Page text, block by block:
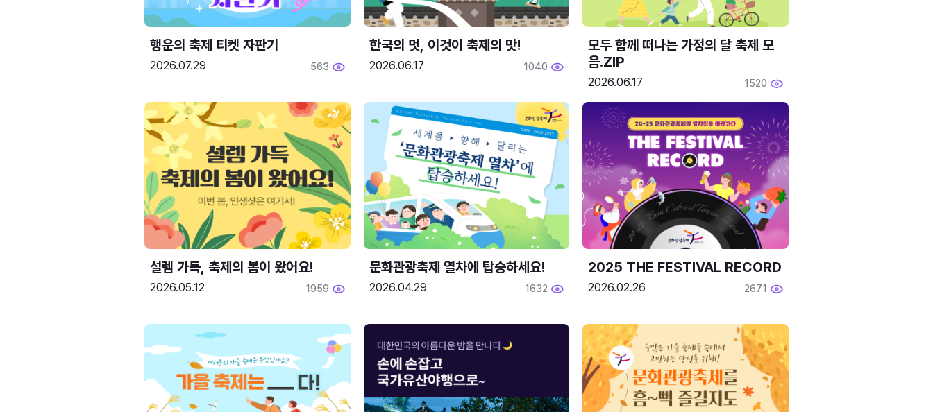
행운의 축제 티켓 자판기
2026.07.29 563
한국의 멋, 이것이 축제의 맛!
2026.06.17 1040
모두 함께 떠나는 가정의 달 축제 모
음.ZIP
2026.06.17 1520
설렘 가득, 축제의 봄이 왔어요!
2026.05.12 1959
문화관광축제 열차에 탑승하세요!
2026.04.29 1632
2025 THE FESTIVAL RECORD
2026.02.26 2671